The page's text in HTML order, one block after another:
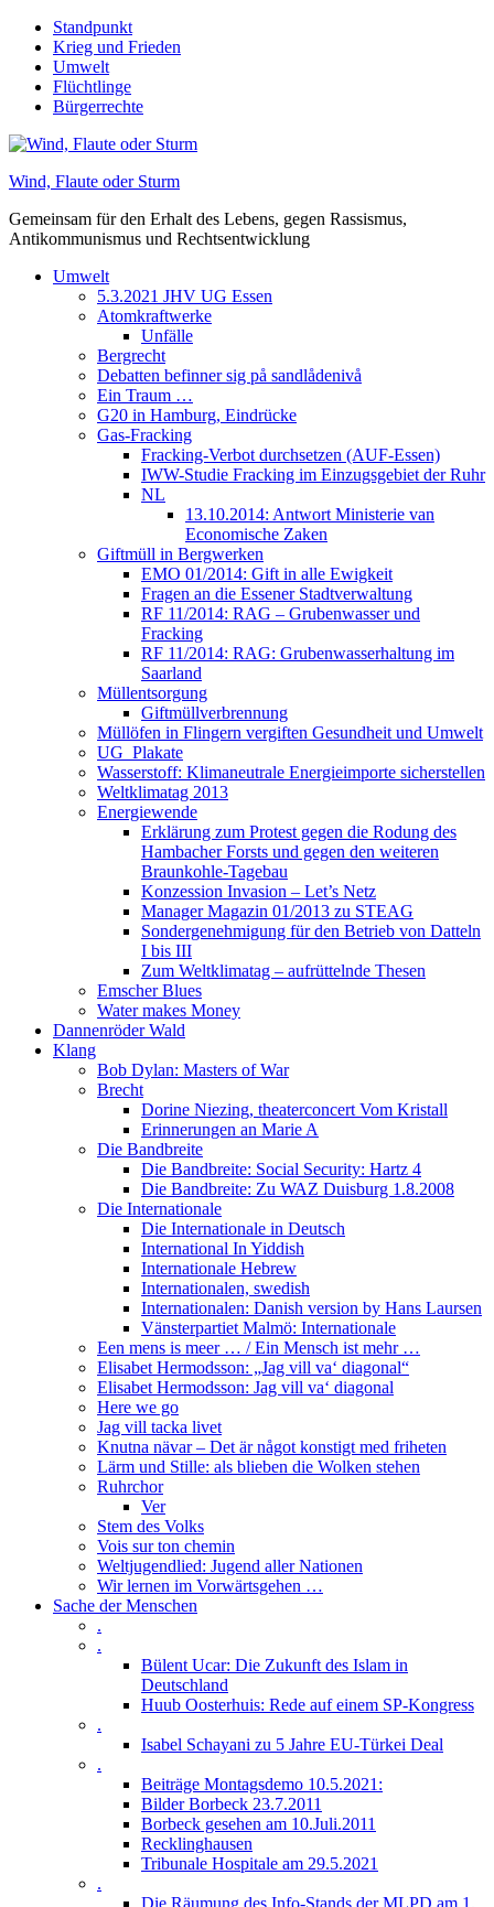
Skip
content
Standpunkt
Krieg und Frieden
Umwelt
Flüchtlinge
Bürgerrechte
Wind, Flaute oder Sturm
Gemeinsam für den Erhalt des Lebens, gegen Rassismus,
Antikommunismus und Rechtsentwicklung
Umwelt
5.3.2021 JHV UG Essen
Atomkraftwerke
Unfälle
Bergrecht
Debatten befinner sig på sandlådenivå
Ein Traum …
G20 in Hamburg, Eindrücke
Gas-Fracking
Fracking-Verbot durchsetzen (AUF-Essen)
IWW-Studie Fracking im Einzugsgebiet der Ruhr
NL
13.10.2014: Antwort Ministerie van
Economische Zaken
Giftmüll in Bergwerken
EMO 01/2014: Gift in alle Ewigkeit
Fragen an die Essener Stadtverwaltung
RF 11/2014: RAG – Grubenwasser und
Fracking
RF 11/2014: RAG: Grubenwasserhaltung im
Saarland
Müllentsorgung
Giftmüllverbrennung
Müllöfen in Flingern vergiften Gesundheit und Umwelt
UG_Plakate
Wasserstoff: Klimaneutrale Energieimporte sicherstellen
Weltklimatag 2013
Energiewende
Erklärung zum Protest gegen die Rodung des
Hambacher Forsts und gegen den weiteren
Braunkohle-Tagebau
Konzession Invasion – Let’s Netz
Manager Magazin 01/2013 zu STEAG
Sondergenehmigung für den Betrieb von Datteln
I bis III
Zum Weltklimatag – aufrüttelnde Thesen
Emscher Blues
Water makes Money
Dannenröder Wald
Klang
Bob Dylan: Masters of War
Brecht
Dorine Niezing, theaterconcert Vom Kristall
Erinnerungen an Marie A
Die Bandbreite
Die Bandbreite: Social Security: Hartz 4
Die Bandbreite: Zu WAZ Duisburg 1.8.2008
Die Internationale
Die Internationale in Deutsch
International In Yiddish
Internationale Hebrew
Internationalen, swedish
Internationalen: Danish version by Hans Laursen
Vänsterpartiet Malmö: Internationale
Een mens is meer … / Ein Mensch ist mehr …
Elisabet Hermodsson: „Jag vill va‘ diagonal“
Elisabet Hermodsson: Jag vill va‘ diagonal
Here we go
Jag vill tacka livet
Knutna nävar – Det är något konstigt med friheten
Lärm und Stille: als blieben die Wolken stehen
Ruhrchor
Ver
Stem des Volks
Vois sur ton chemin
Weltjugendlied: Jugend aller Nationen
Wir lernen im Vorwärtsgehen …
Sache der Menschen
.
.
Bülent Ucar: Die Zukunft des Islam in
Deutschland
Huub Oosterhuis: Rede auf einem SP-Kongress
.
Isabel Schayani zu 5 Jahre EU-Türkei Deal
.
Beiträge Montagsdemo 10.5.2021:
Bilder Borbeck 23.7.2011
Borbeck gesehen am 10.Juli.2011
Recklinghausen
Tribunale Hospitale am 29.5.2021
.
Die Räumung des Info-Stands der MLPD am 1.